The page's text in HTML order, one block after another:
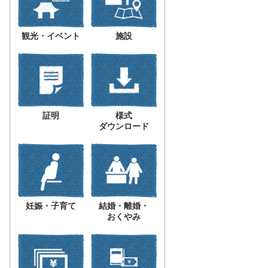
観光・イベント 施設
証明
様式
ダウンロード
妊娠・子育て
結婚・離婚・
おくやみ